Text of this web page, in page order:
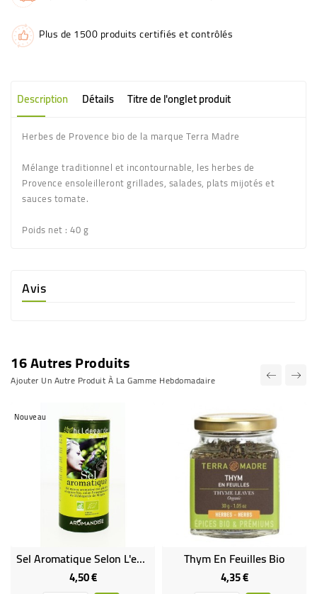
Plus de 1500 produits certifiés et contrôlés
Description Détails Titre de l'onglet produit
Herbes de Provence bio de la marque Terra Madre
Mélange traditionnel et incontournable, les herbes de
Provence ensoleilleront grillades, salades, plats mijotés et
sauces tomate.
Poids net : 40 g
Avis
16 Autres Produits
Ajouter Un Autre Produit À La Gamme Hebdomadaire
Nouveau
Sel Aromatique Selon L'enseignement De Hildegarde De Bingen - Bio
4,50 €Prix
Thym En Feuilles Bio
4,35 €Prix